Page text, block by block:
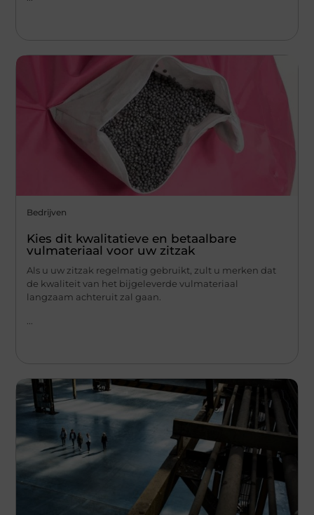
Bedrijven
Kies dit kwalitatieve en betaalbare
vulmateriaal voor uw zitzak
Als u uw zitzak regelmatig gebruikt, zult u merken dat
de kwaliteit van het bijgeleverde vulmateriaal
langzaam achteruit zal gaan.